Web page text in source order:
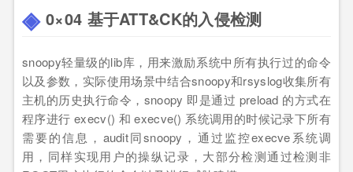
0×04 基于ATT&CK的入侵检测
snoopy轻量级的lib库，用来激励系统中所有执行过的命令
以及参数，实际使用场景中结合snoopy和rsyslog收集所有
主机的历史执行命令，snoopy 即是通过 preload 的方式在
程序进行 execv() 和 execve() 系统调用的时候记录下所有
需要的信息，audit同snoopy，通过监控execve系统调
用，同样实现用户的操纵记录，大部分检测通过检测非